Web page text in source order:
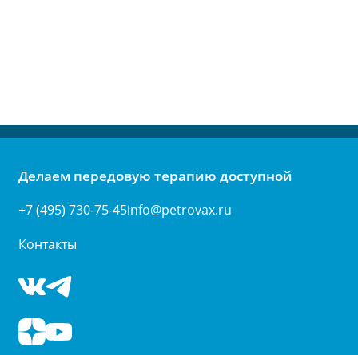
Делаем передовую терапию доступной
+7 (495) 730-75-45info@petrovax.ru
Контакты